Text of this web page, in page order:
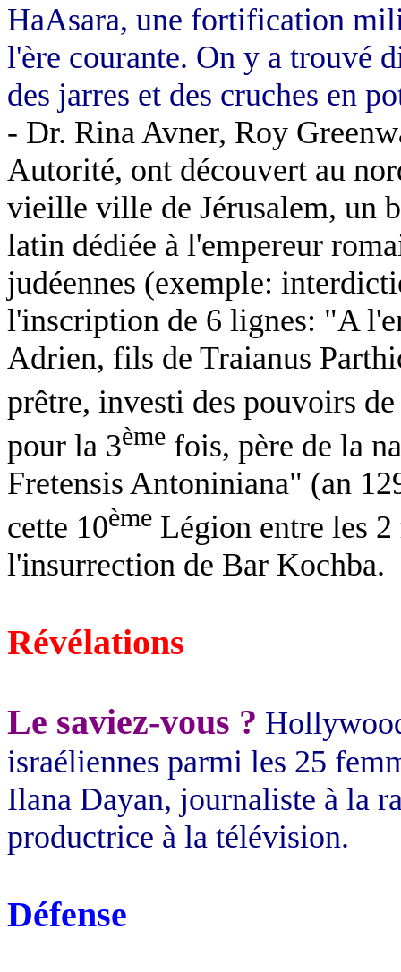
HaAsara, une fortification
l'ère courante. On y a trouvé
des jarres et des cruches en
- Dr. Rina Avner, Roy
Autorité, ont découvert au
vieille ville de Jérusalem, un
latin dédiée à l'empereur
judéennes (exemple:
l'inscription de 6 lignes: "A
Adrien, fils de Traianus
prêtre, investi des pouvoirs
pour la 3ème fois, père de la
Fretensis Antoniniana" (an
cette 10ème Légion entre les
l'insurrection de Bar Kochba.
Révélations
Le saviez-vous ?
israéliennes parmi les 25
Ilana Dayan, journaliste à la
productrice à la télévision.
Défense